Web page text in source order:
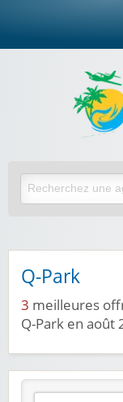
Q-Park
3 meilleures
Q-Park en août